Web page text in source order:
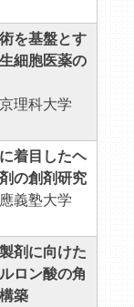
を基盤とす
細胞医薬の
理科大学
着目したヘ
の創剤研究
義塾大学
剤に向けた
ロン酸の角
築